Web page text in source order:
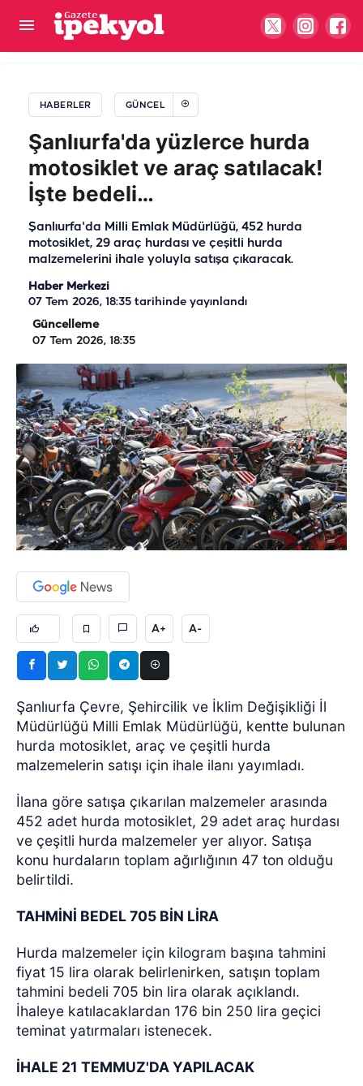
HABERLER GÜNCEL
Şanlıurfa'da yüzlerce hurda
motosiklet ve araç satılacak!
İşte bedeli…
Şanlıurfa'da Milli Emlak Müdürlüğü, 452 hurda
motosiklet, 29 araç hurdası ve çeşitli hurda
malzemelerini ihale yoluyla satışa çıkaracak.
Haber Merkezi
07 Tem 2026, 18:35 tarihinde yayınlandı
Güncelleme
07 Tem 2026, 18:35
A+ A-
Şanlıurfa Çevre, Şehircilik ve İklim Değişikliği İl
Müdürlüğü Milli Emlak Müdürlüğü, kentte bulunan
hurda motosiklet, araç ve çeşitli hurda
malzemelerin satışı için ihale ilanı yayımladı.
İlana göre satışa çıkarılan malzemeler arasında
452 adet hurda motosiklet, 29 adet araç hurdası
ve çeşitli hurda malzemeler yer alıyor. Satışa
konu hurdaların toplam ağırlığının 47 ton olduğu
belirtildi.
TAHMİNİ BEDEL 705 BİN LİRA
Hurda malzemeler için kilogram başına tahmini
fiyat 15 lira olarak belirlenirken, satışın toplam
tahmini bedeli 705 bin lira olarak açıklandı.
İhaleye katılacaklardan 176 bin 250 lira geçici
teminat yatırmaları istenecek.
İHALE 21 TEMMUZ'DA YAPILACAK
Şanlıurfa’ya beklenen müjde geldi: TOKİ’den 120